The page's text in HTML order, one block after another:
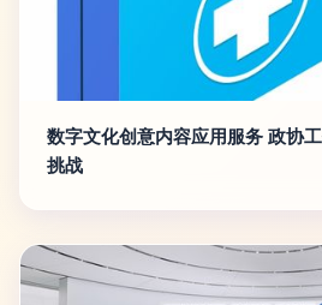
数字文化创意内容应用服务 政协
挑战